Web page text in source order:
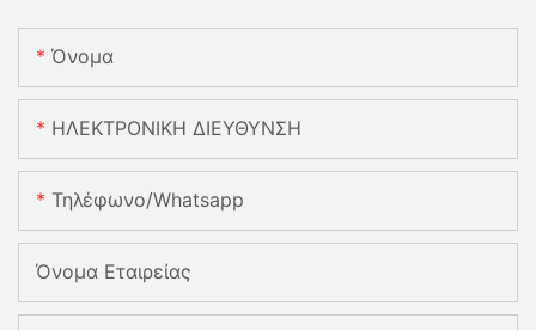
Όνομα
ΗΛΕΚΤΡΟΝΙΚΗ ΔΙΕΥΘΥΝΣΗ
Τηλέφωνο/Whatsapp
Όνομα Εταιρείας